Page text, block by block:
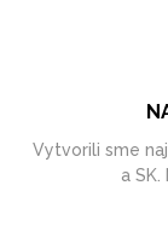
Vytvorili sme
a